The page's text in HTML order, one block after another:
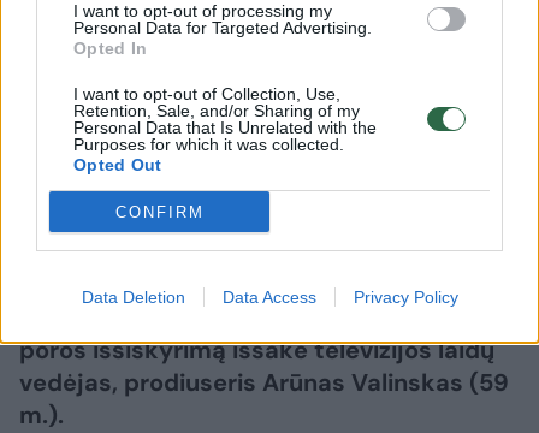
I want to opt-out of processing my
Personal Data for Targeted Advertising.
Opted In
I want to opt-out of Collection, Use,
Retention, Sale, and/or Sharing of my
Personal Data that Is Unrelated with the
Purposes for which it was collected.
Opted Out
CONFIRM
Data Deletion Data Access Privacy Policy
2026 m. rugpjūčio 6 d. 18:21
Lrytas.lt
Pastarosiomis dienomis socialiniuose
tinkluose netyla kalbos apie verslininkės,
vizažistės Oksanos Pikul (42 m.) ir
kovotojo Dominyko Dirksčio (24 m.)
skyrybas. Dabar nuomonę apie garsios
poros išsiskyrimą išsakė televizijos laidų
vedėjas, prodiuseris Arūnas Valinskas (59
m.).